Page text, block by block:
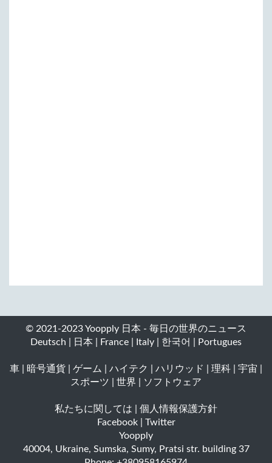
© 2021-2023 Yoopply 日本 - 毎日の世界のニュース
Deutsch
日本 France Italy 한국어 Portugues
車 暗号通貨 ゲーム ハイテク ハリウッド 理科 宇宙
スポーツ
世界 ソフトウェア
私たちに関しては
個人情報保護方針
Facebook| Twitter
Yoopply
40004, Ukraine, Sumska, Sumy, Pratsi str. building 37